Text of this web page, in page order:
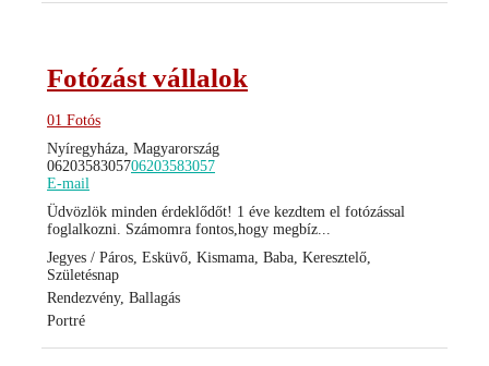
Fotózást vállalok
01 Fotós
Nyíregyháza, Magyarország
0620358305706203583057
E-mail
Üdvözlök minden érdeklődőt! 1 éve kezdtem el fotózással
foglalkozni. Számomra fontos,hogy megbíz...
Jegyes / Páros, Esküvő, Kismama, Baba, Keresztelő,
Születésnap
Rendezvény, Ballagás
Portré